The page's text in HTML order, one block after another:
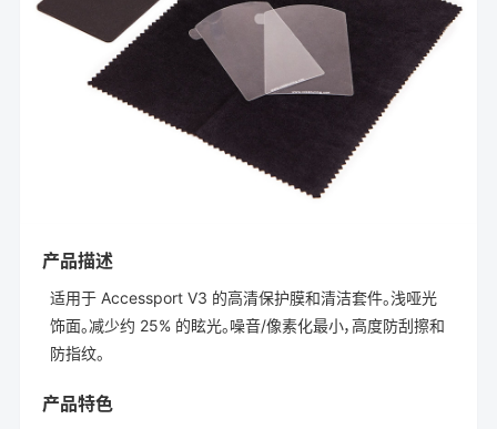
产品描述
适用于 Accessport V3 的高清保护膜和清洁套件。浅哑光
饰面。减少约 25% 的眩光。噪音/像素化最小，高度防刮擦和
防指纹。
产品特色